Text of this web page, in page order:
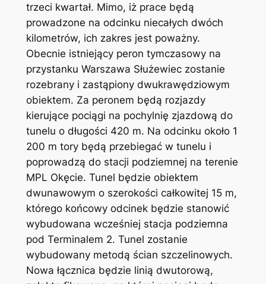
trzeci kwartał. Mimo, iż prace będą
prowadzone na odcinku niecałych dwóch
kilometrów, ich zakres jest poważny.
Obecnie istniejący peron tymczasowy na
przystanku Warszawa Służewiec zostanie
rozebrany i zastąpiony dwukrawędziowym
obiektem. Za peronem będą rozjazdy
kierujące pociągi na pochylnię zjazdową do
tunelu o długości 420 m. Na odcinku około 1
200 m tory będą przebiegać w tunelu i
poprowadzą do stacji podziemnej na terenie
MPL Okęcie. Tunel będzie obiektem
dwunawowym o szerokości całkowitej 15 m,
którego końcowy odcinek będzie stanowić
wybudowana wcześniej stacja podziemna
pod Terminalem 2. Tunel zostanie
wybudowany metodą ścian szczelinowych.
Nowa łącznica będzie linią dwutorową,